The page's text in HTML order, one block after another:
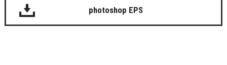
photoshop EPS